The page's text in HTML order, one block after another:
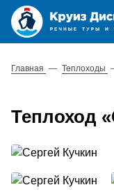
Главная — Теплоходы
Теплоход